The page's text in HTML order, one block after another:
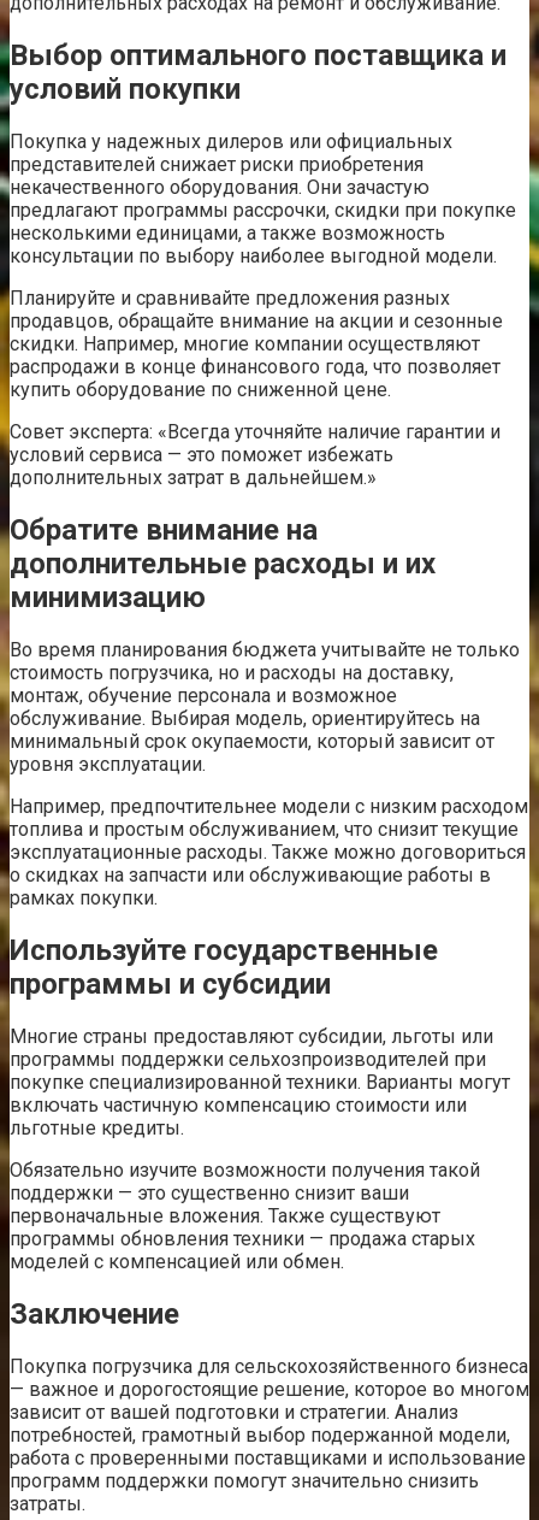
Выбор оптимального поставщика и
условий покупки
Покупка у надежных дилеров или официальных
представителей снижает риски приобретения
некачественного оборудования. Они зачастую
предлагают программы рассрочки, скидки при покупке
несколькими единицами, а также возможность
консультации по выбору наиболее выгодной модели.
Планируйте и сравнивайте предложения разных
продавцов, обращайте внимание на акции и сезонные
скидки. Например, многие компании осуществляют
распродажи в конце финансового года, что позволяет
купить оборудование по сниженной цене.
Совет эксперта: «Всегда уточняйте наличие гарантии и
условий сервиса — это поможет избежать
дополнительных затрат в дальнейшем.»
Обратите внимание на
дополнительные расходы и их
минимизацию
Во время планирования бюджета учитывайте не только
стоимость погрузчика, но и расходы на доставку,
монтаж, обучение персонала и возможное
обслуживание. Выбирая модель, ориентируйтесь на
минимальный срок окупаемости, который зависит от
уровня эксплуатации.
Например, предпочтительнее модели с низким расходом
топлива и простым обслуживанием, что снизит текущие
эксплуатационные расходы. Также можно договориться
о скидках на запчасти или обслуживающие работы в
рамках покупки.
Используйте государственные
программы и субсидии
Многие страны предоставляют субсидии, льготы или
программы поддержки сельхозпроизводителей при
покупке специализированной техники. Варианты могут
включать частичную компенсацию стоимости или
льготные кредиты.
Обязательно изучите возможности получения такой
поддержки — это существенно снизит ваши
первоначальные вложения. Также существуют
программы обновления техники — продажа старых
моделей с компенсацией или обмен.
Заключение
Покупка погрузчика для сельскохозяйственного бизнеса
— важное и дорогостоящие решение, которое во многом
зависит от вашей подготовки и стратегии. Анализ
потребностей, грамотный выбор подержанной модели,
работа с проверенными поставщиками и использование
программ поддержки помогут значительно снизить
затраты.